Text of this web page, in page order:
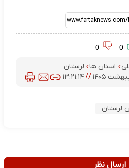
استان ها
لرستان
// ۱۳:۲۱:۱۴
لرستان
ارسال نظر